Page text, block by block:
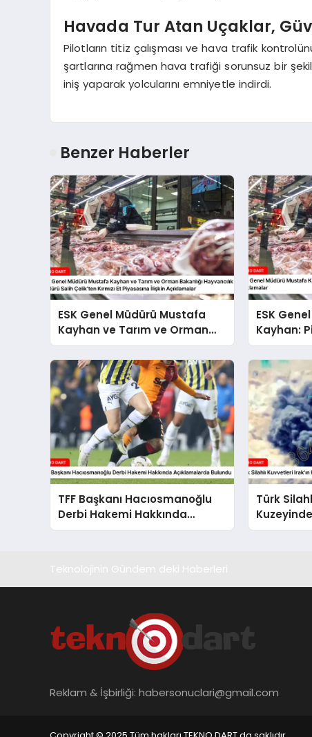
Havada Tur Atan Uçaklar,
Pilotların titiz çalışması ve hava trafik
şartlarına rağmen hava trafiği sorunsuz bir
iniş yaparak yolcularını emniyetle indirdi.
Benzer Haberler
ESK Genel Müdürü Mustafa
Kayhan ve Tarım ve Orman
Bakanlığı Hayvancılık Genel
Müdürü Salih Çelik’ten Kırmızı
Et Piyasasına İlişkin
Açıklamalar
ESK
Kayhan:
TFF Başkanı Hacıosmanoğlu
Derbi Hakemi Hakkında
Açıklamalarda Bulundu
Türk
Hale
Reklam & İşbirliği: habersonuclari@gmail.com